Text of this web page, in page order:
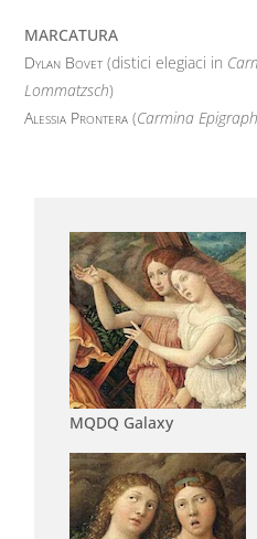
MARCATURA
Dylan Bovet (distici elegiaci in
Lommatzsch)
Alessia Prontera (Carmina
MQDQ Galaxy